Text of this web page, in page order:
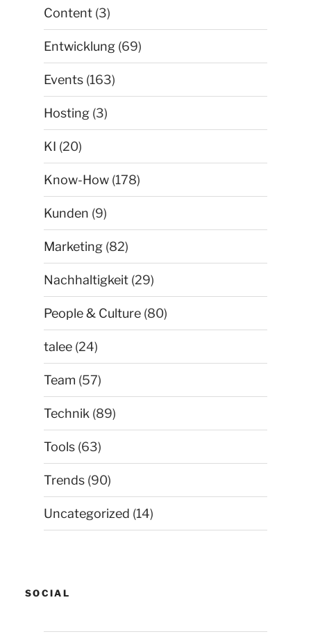
Content (3)
Entwicklung (69)
Events (163)
Hosting (3)
KI (20)
Know-How (178)
Kunden (9)
Marketing (82)
Nachhaltigkeit (29)
People & Culture (80)
talee (24)
Team (57)
Technik (89)
Tools (63)
Trends (90)
Uncategorized (14)
SOCIAL